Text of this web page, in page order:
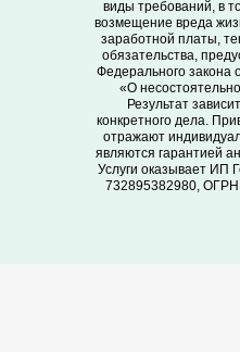
виды требований, в
возмещение вреда
заработной платы,
обязательства,
Федерального
«О
Результат
конкретного дела.
отражают
являются гарантией
Услуги оказывает ИП
732895382980,